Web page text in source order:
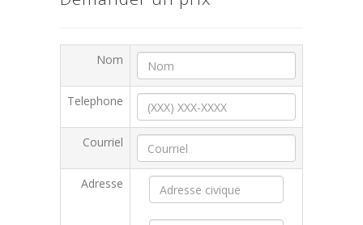
Nom
Telephone
Courriel
Adresse